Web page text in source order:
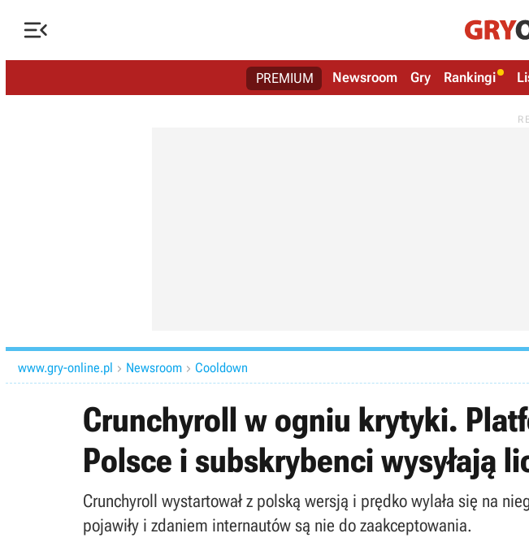

PREMIUM Newsroom Gry Rankingi
www.gry-online.pl  Newsroom  Cooldown
Crunchyroll w ogniu krytyki.
Polsce i subskrybenci wysyłają
Crunchyroll wystartował z polską wersją i prędko wylała się na
pojawiły i zdaniem internautów są nie do zaakceptowania.